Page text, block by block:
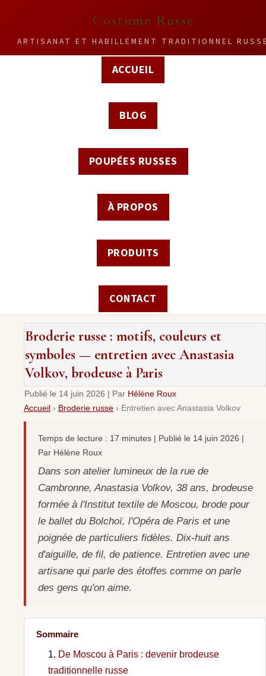
Costume Russe
ARTISANAT ET HABILLEMENT TRADITIONNEL
ACCUEIL
BLOG
POUPÉES RUSSES
À PROPOS
PRODUITS
CONTACT
Broderie russe : motifs, couleurs et
symboles — entretien avec Anastasia
Volkov, brodeuse à Paris
Publié le 14 juin 2026 | Par Hélène Roux
Accueil › Broderie russe › Entretien avec Anastasia Volkov
Temps de lecture : 17 minutes | Publié le 14 juin 2026 |
Par Hélène Roux
Dans son atelier lumineux de la rue de
Cambronne, Anastasia Volkov, 38 ans, brodeuse
formée à l'Institut textile de Moscou, brode pour
le ballet du Bolchoï, l'Opéra de Paris et une
poignée de particuliers fidèles. Dix-huit ans
d'aiguille, de fil, de patience. Entretien avec une
artisane qui parle des étoffes comme on parle
des gens qu'on aime.
Sommaire
De Moscou à Paris : devenir brodeuse
traditionnelle russe